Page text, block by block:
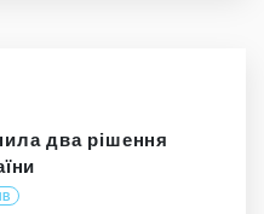
два рішення